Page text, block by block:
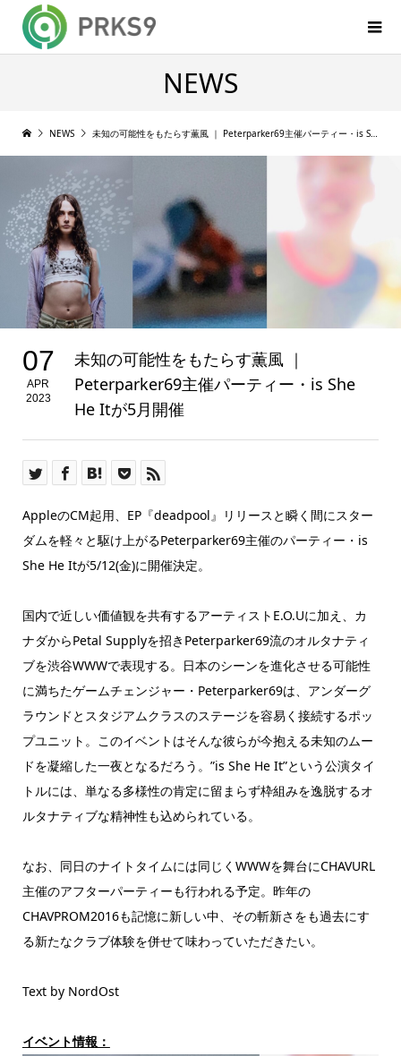
NEWS
NEWS 未知の可能性をもたらす薫風 ｜ Peterparker69主催パーティー・is She He Itが5月開催
07
APR
2023
未知の可能性をもたらす薫風 ｜
Peterparker69主催パーティー・is She
He Itが5月開催
AppleのCM起用、EP『deadpool』リリースと瞬く間にスター
ダムを軽々と駆け上がるPeterparker69主催のパーティー・is
She He Itが5/12(金)に開催決定。
国内で近しい価値観を共有するアーティストE.O.Uに加え、カ
ナダからPetal Supplyを招きPeterparker69流のオルタナティ
ブを渋谷WWWで表現する。日本のシーンを進化させる可能性
に満ちたゲームチェンジャー・Peterparker69は、アンダーグ
ラウンドとスタジアムクラスのステージを容易く接続するポッ
プユニット。このイベントはそんな彼らが今抱える未知のムー
ドを凝縮した一夜となるだろう。”is She He It”という公演タイ
トルには、単なる多様性の肯定に留まらず枠組みを逸脱するオ
ルタナティブな精神性も込められている。
なお、同日のナイトタイムには同じくWWWを舞台にCHAVURL
主催のアフターパーティーも行われる予定。昨年の
CHAVPROM2016も記憶に新しい中、その斬新さをも過去にす
る新たなクラブ体験を併せて味わっていただきたい。
Text by NordOst
イベント情報：